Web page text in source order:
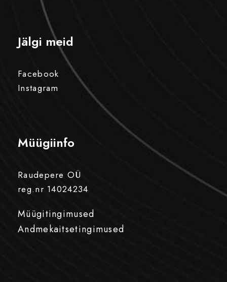
Jälgi meid
Facebook
Instagram
Müügiinfo
Raudepere OÜ
reg.nr 14024234
Müügitingimused
Andmekaitsetingimused